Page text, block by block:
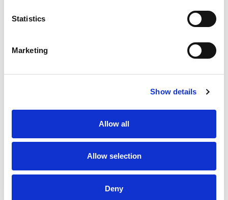
Statistics
Marketing
Show details
Allow all
Allow selection
Deny
Heb je geen Entree account?
Klik hier om een gratis
account aan te maken.